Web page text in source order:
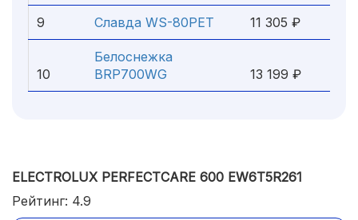
9 Славда WS-80PET 11 305 ₽
10
Белоснежка
BRP700WG
13 199 ₽
ELECTROLUX PERFECTCARE 600 EW6T5R261
Рейтинг: 4.9